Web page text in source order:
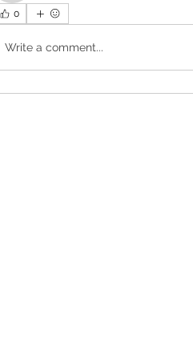
0
Write a comment...